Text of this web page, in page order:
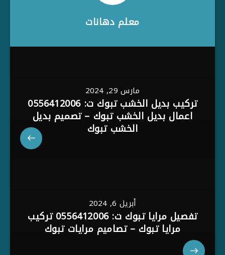
معلم دهانات
مارس 29, 2024
تركيب بديل الخشب تبوك ت: 0556412006
اعمال بديل الخشب تبوك – تصميم بديل
الخشب تبوك
أبريل 6, 2024
تفصيل مرايا تبوك ت: 0556412006 تركيب
مرايا تبوك – تصاميم مرايات تبوك